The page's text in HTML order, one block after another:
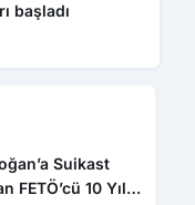
başladı
Suikast
FETÖ’cü 10 Yıl